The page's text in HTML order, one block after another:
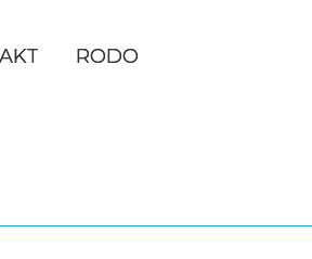
RODO